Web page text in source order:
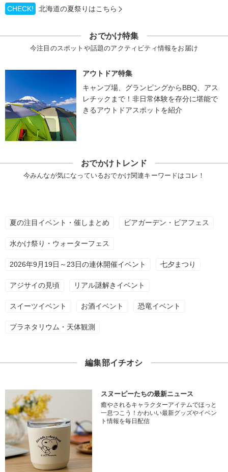
CHECK! 北海道の夏祭りはこちら
おでかけ特集
今注目のスポットや話題のアクティビティ情報をお届け
アウトドア特集
キャンプ場、グランピングからBBQ、アス
レチックまで！非日常体験を存分に堪能で
きるアウトドアスポットを紹介
おでかけトレンド
今みんなが気になっているおでかけ関連キーワードはコレ！
夏の注目イベント・催しまとめ ビアガーデン・ビアフェス
水かけ祭り・ウォーターフェス
2026年9月19日～23日の連休開催イベント 七夕まつり
アジサイの見頃 リアル謎解きイベント
スイーツイベント お酒イベント 恐竜イベント
プラネタリウム・天体観測
編集部イチオシ
スヌーピーたちの最新ニュース
癒やされるキャラクターアイテムでほっと
一息つこう！かわいい最新グッズやイベン
ト情報を毎日配信